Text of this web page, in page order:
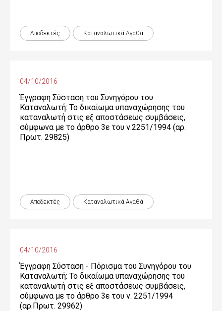
Αποδεκτές Καταναλωτικά Αγαθά
04/10/2016
Έγγραφη Σύσταση του Συνηγόρου του
Καταναλωτή: Το δικαίωμα υπαναχώρησης του
καταναλωτή στις εξ αποστάσεως συμβάσεις,
σύμφωνα με το άρθρο 3ε του ν.2251/1994 (αρ.
Πρωτ. 29825)
Αποδεκτές Καταναλωτικά Αγαθά
04/10/2016
Έγγραφη Σύσταση - Πόρισμα του Συνηγόρου του
Καταναλωτή: Το δικαίωμα υπαναχώρησης του
καταναλωτή στις εξ αποστάσεως συμβάσεις,
σύμφωνα με το άρθρο 3ε του ν. 2251/1994
(αρ.Πρωτ. 29962)